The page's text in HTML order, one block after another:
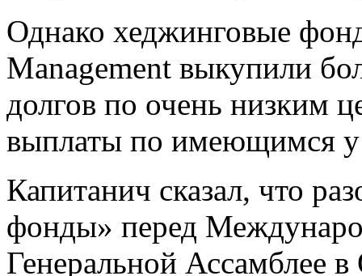
Однако хеджинговые
Management выкупили
долгов по очень низким
выплаты по имеющимся
Капитанич сказал, что
фонды» перед
Генеральной Ассамблее